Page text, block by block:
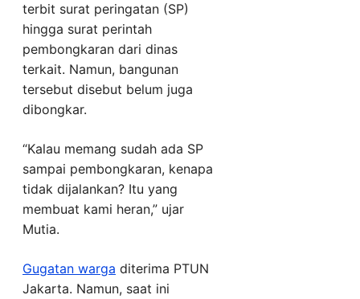
terbit surat peringatan (SP)
hingga surat perintah
pembongkaran dari dinas
terkait. Namun, bangunan
tersebut disebut belum juga
dibongkar.
“Kalau memang sudah ada SP
sampai pembongkaran, kenapa
tidak dijalankan? Itu yang
membuat kami heran,” ujar
Mutia.
Gugatan warga diterima PTUN
Jakarta. Namun, saat ini